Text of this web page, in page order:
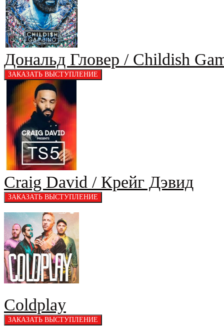
Дональд Гловер / Childish
Craig David / Крейг Дэвид
Coldplay